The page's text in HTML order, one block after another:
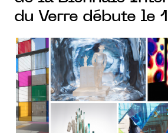
du Verre débute le